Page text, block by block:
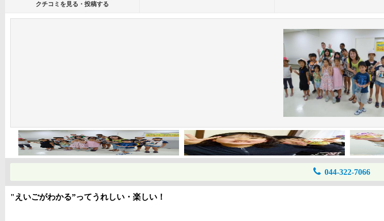
クチコミを見る・投稿する
044-322-7066
"えいごがわかる”ってうれしい・楽しい！